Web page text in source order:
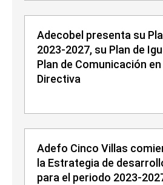
Adecobel presenta su
2023-2027, su Plan de
Plan de Comunicación
Directiva
Adefo Cinco Villas
la Estrategia de
para el periodo 2023-